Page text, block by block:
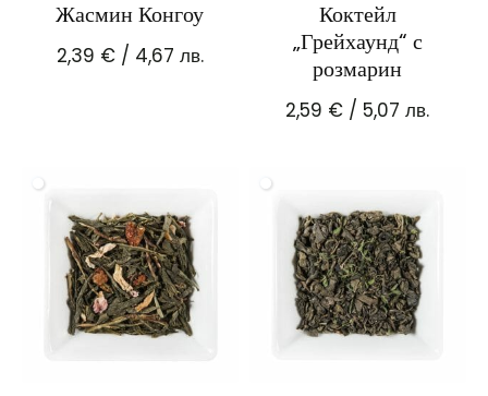
Жасмин Конгоу
2,39 €/ 4,67 лв.
Коктейл
„Грейхаунд“ с
розмарин
2,59 € / 5,07 лв.